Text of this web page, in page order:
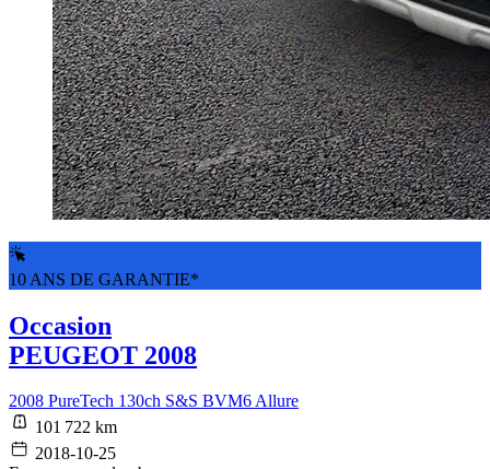
10 ANS DE GARANTIE*
Occasion
PEUGEOT 2008
2008 PureTech 130ch S&S BVM6 Allure
101 722 km
2018-10-25